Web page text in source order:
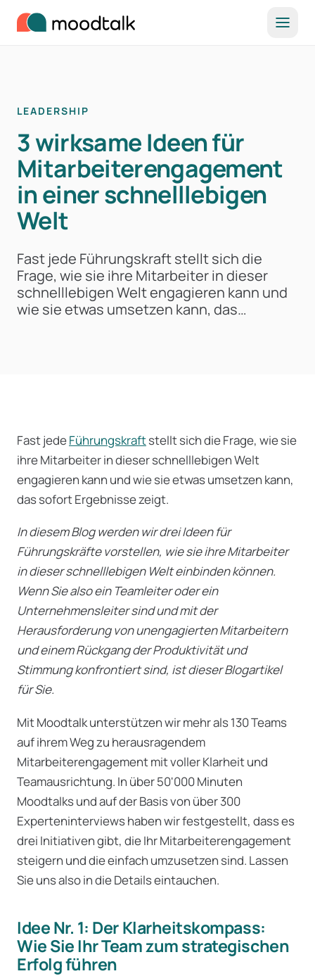
LEADERSHIP
3 wirksame Ideen für
Mitarbeiterengagement
in einer schnelllebigen
Welt
Fast jede Führungskraft stellt sich die
Frage, wie sie ihre Mitarbeiter in dieser
schnelllebigen Welt engagieren kann und
wie sie etwas umsetzen kann, das…
Fast jedeFührungskraftstellt sich die Frage, wie sie
ihre Mitarbeiter in dieser schnelllebigen Welt
engagieren kann und wie sie etwas umsetzen kann,
das sofort Ergebnisse zeigt.
In diesem Blog werden wir drei Ideen für
Führungskräfte vorstellen, wie sie ihre Mitarbeiter
in dieser schnelllebigen Welt einbinden können.
Wenn Sie also ein Teamleiter oder ein
Unternehmensleiter sind und mit der
Herausforderung von unengagierten Mitarbeitern
und einem Rückgang der Produktivität und
Stimmung konfrontiert sind, ist dieser Blogartikel
für Sie.
Mit Moodtalk unterstützen wir mehr als 130 Teams
auf ihrem Weg zu herausragendem
Mitarbeiterengagement mit voller Klarheit und
Teamausrichtung. In über 50'000 Minuten
Moodtalks und auf der Basis von über 300
Experteninterviews haben wir festgestellt, dass es
drei Initiativen gibt, die Ihr Mitarbeiterengagement
steigern und die einfach umzusetzen sind. Lassen
Sie uns also in die Details eintauchen.
Idee Nr. 1: Der Klarheitskompass:
Wie Sie Ihr Team zum strategischen
Erfolg führen